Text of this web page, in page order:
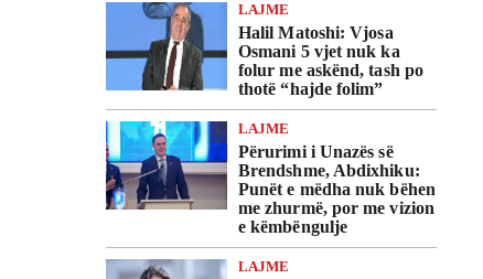
LAJME
Halil Matoshi: Vjosa
Osmani 5 vjet nuk ka
folur me askënd, tash po
thotë “hajde folim”
LAJME
Përurimi i Unazës së
Brendshme, Abdixhiku:
Punët e mëdha nuk bëhen
me zhurmë, por me vizion
e këmbëngulje
LAJME